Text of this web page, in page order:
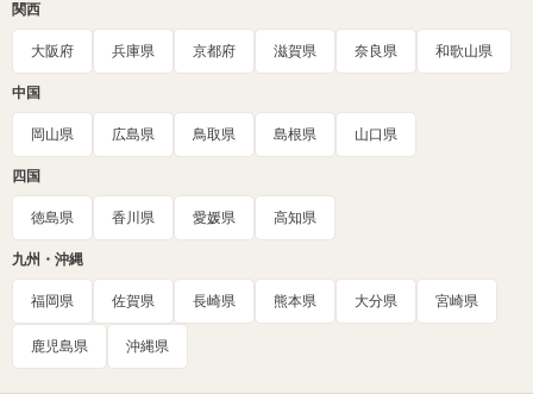
関西
大阪府 兵庫県 京都府 滋賀県 奈良県 和歌山県
中国
岡山県 広島県 鳥取県 島根県 山口県
四国
徳島県 香川県 愛媛県 高知県
九州・沖縄
福岡県 佐賀県 長崎県 熊本県 大分県 宮崎県
鹿児島県 沖縄県